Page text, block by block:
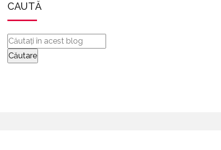
CAUTĂ